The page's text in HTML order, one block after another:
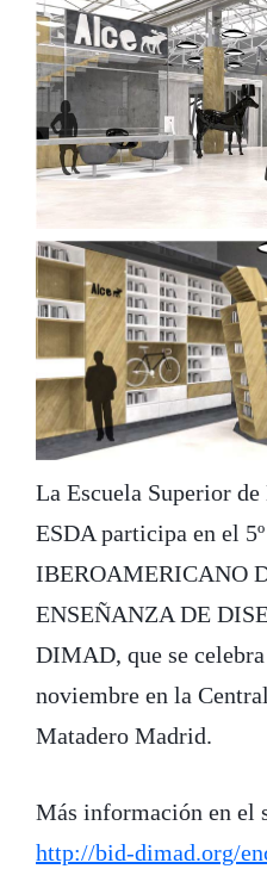
La Escuela Superior
ESDA participa en el
IBEROAMERICANO
ENSEÑANZA DE
DIMAD, que se
noviembre en la
Matadero Madrid.
Más información en el
http://bid-dimad.org/